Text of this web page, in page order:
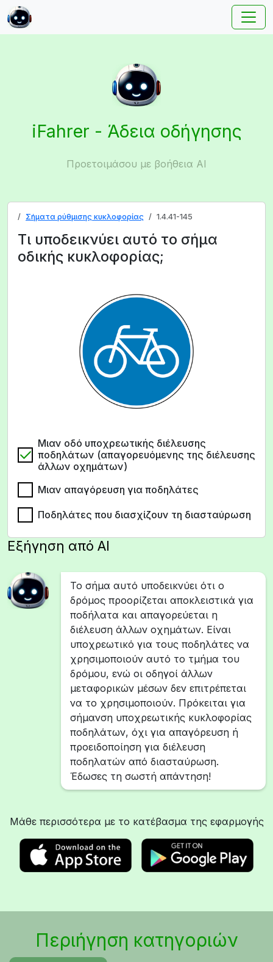
iFahrer - Άδεια οδήγησης
Προετοιμάσου με βοήθεια AI
Σήματα ρύθμισης κυκλοφορίας 1.4.41-145
Τι υποδεικνύει αυτό το σήμα
οδικής κυκλοφορίας;
Μιαν οδό υποχρεωτικής διέλευσης
ποδηλάτων (απαγορευόμενης της διέλευσης
άλλων οχημάτων)
Μιαν απαγόρευση για ποδηλάτες
Ποδηλάτες που διασχίζουν τη διασταύρωση
Εξήγηση από AI
Το σήμα αυτό υποδεικνύει ότι ο
δρόμος προορίζεται αποκλειστικά για
ποδήλατα και απαγορεύεται η
διέλευση άλλων οχημάτων. Είναι
υποχρεωτικό για τους ποδηλάτες να
χρησιμοποιούν αυτό το τμήμα του
δρόμου, ενώ οι οδηγοί άλλων
μεταφορικών μέσων δεν επιτρέπεται
να το χρησιμοποιούν. Πρόκειται για
σήμανση υποχρεωτικής κυκλοφορίας
ποδηλάτων, όχι για απαγόρευση ή
προειδοποίηση για διέλευση
ποδηλατών από διασταύρωση.
Έδωσες τη σωστή απάντηση!
Μάθε περισσότερα με το κατέβασμα της εφαρμογής
Περιήγηση κατηγοριών